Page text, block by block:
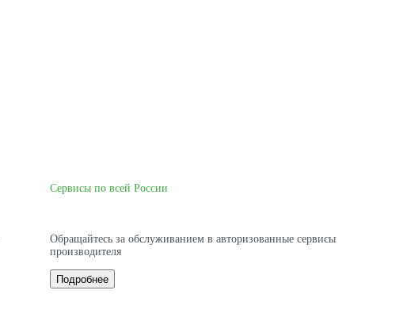
Сервисы по всей России
Обращайтесь за обслуживанием в авторизованные сервисы
производителя
Подробнее